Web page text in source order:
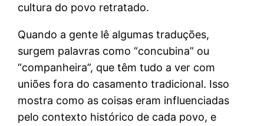
cultura do povo retratado.
Quando a gente lê algumas traduções,
surgem palavras como “concubina” ou
“companheira”, que têm tudo a ver com
uniões fora do casamento tradicional. Isso
mostra como as coisas eram influenciadas
pelo contexto histórico de cada povo, e